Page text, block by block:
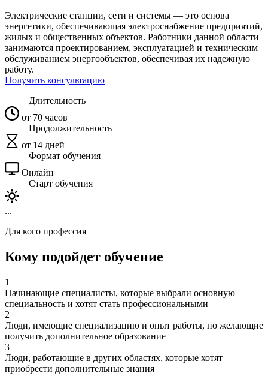
Электрические станции, сети и системы — это основа
энергетики, обеспечивающая электроснабжение предприятий,
жилых и общественных объектов. Работники данной области
занимаются проектированием, эксплуатацией и техническим
обслуживанием энергообъектов, обеспечивая их надежную
работу.
Получить консультацию
Длительность
от 70 часов
Продолжительность
от 14 дней
Формат обучения
Онлайн
Старт обучения
...
Для кого профессия
Кому подойдет обучение
1
Начинающие специалисты, которые выбрали основную
специальность и хотят стать профессиональными
2
Люди, имеющие специализацию и опыт работы, но желающие
получить дополнительное образование
3
Люди, работающие в других областях, которые хотят
приобрести дополнительные знания